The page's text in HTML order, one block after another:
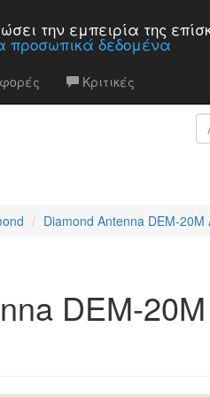
την εμπειρία της
προσωπικά δεδομένα
Κριτικές
Diamond Antenna DEM-
DEM-